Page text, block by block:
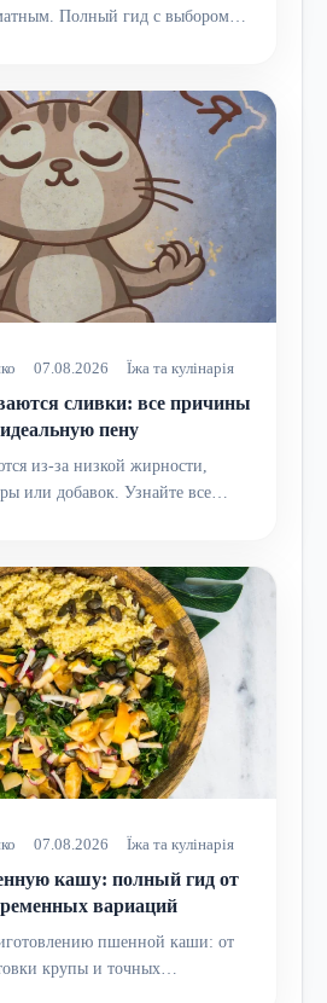
Полный гид с выбором…
07.08.2026 Їжа та кулінарія
сливки: все причины
пену
из-за низкой жирности,
или добавок. Узнайте все…
07.08.2026 Їжа та кулінарія
кашу: полный гид от
вариаций
пшенной каши: от
крупы и точных…